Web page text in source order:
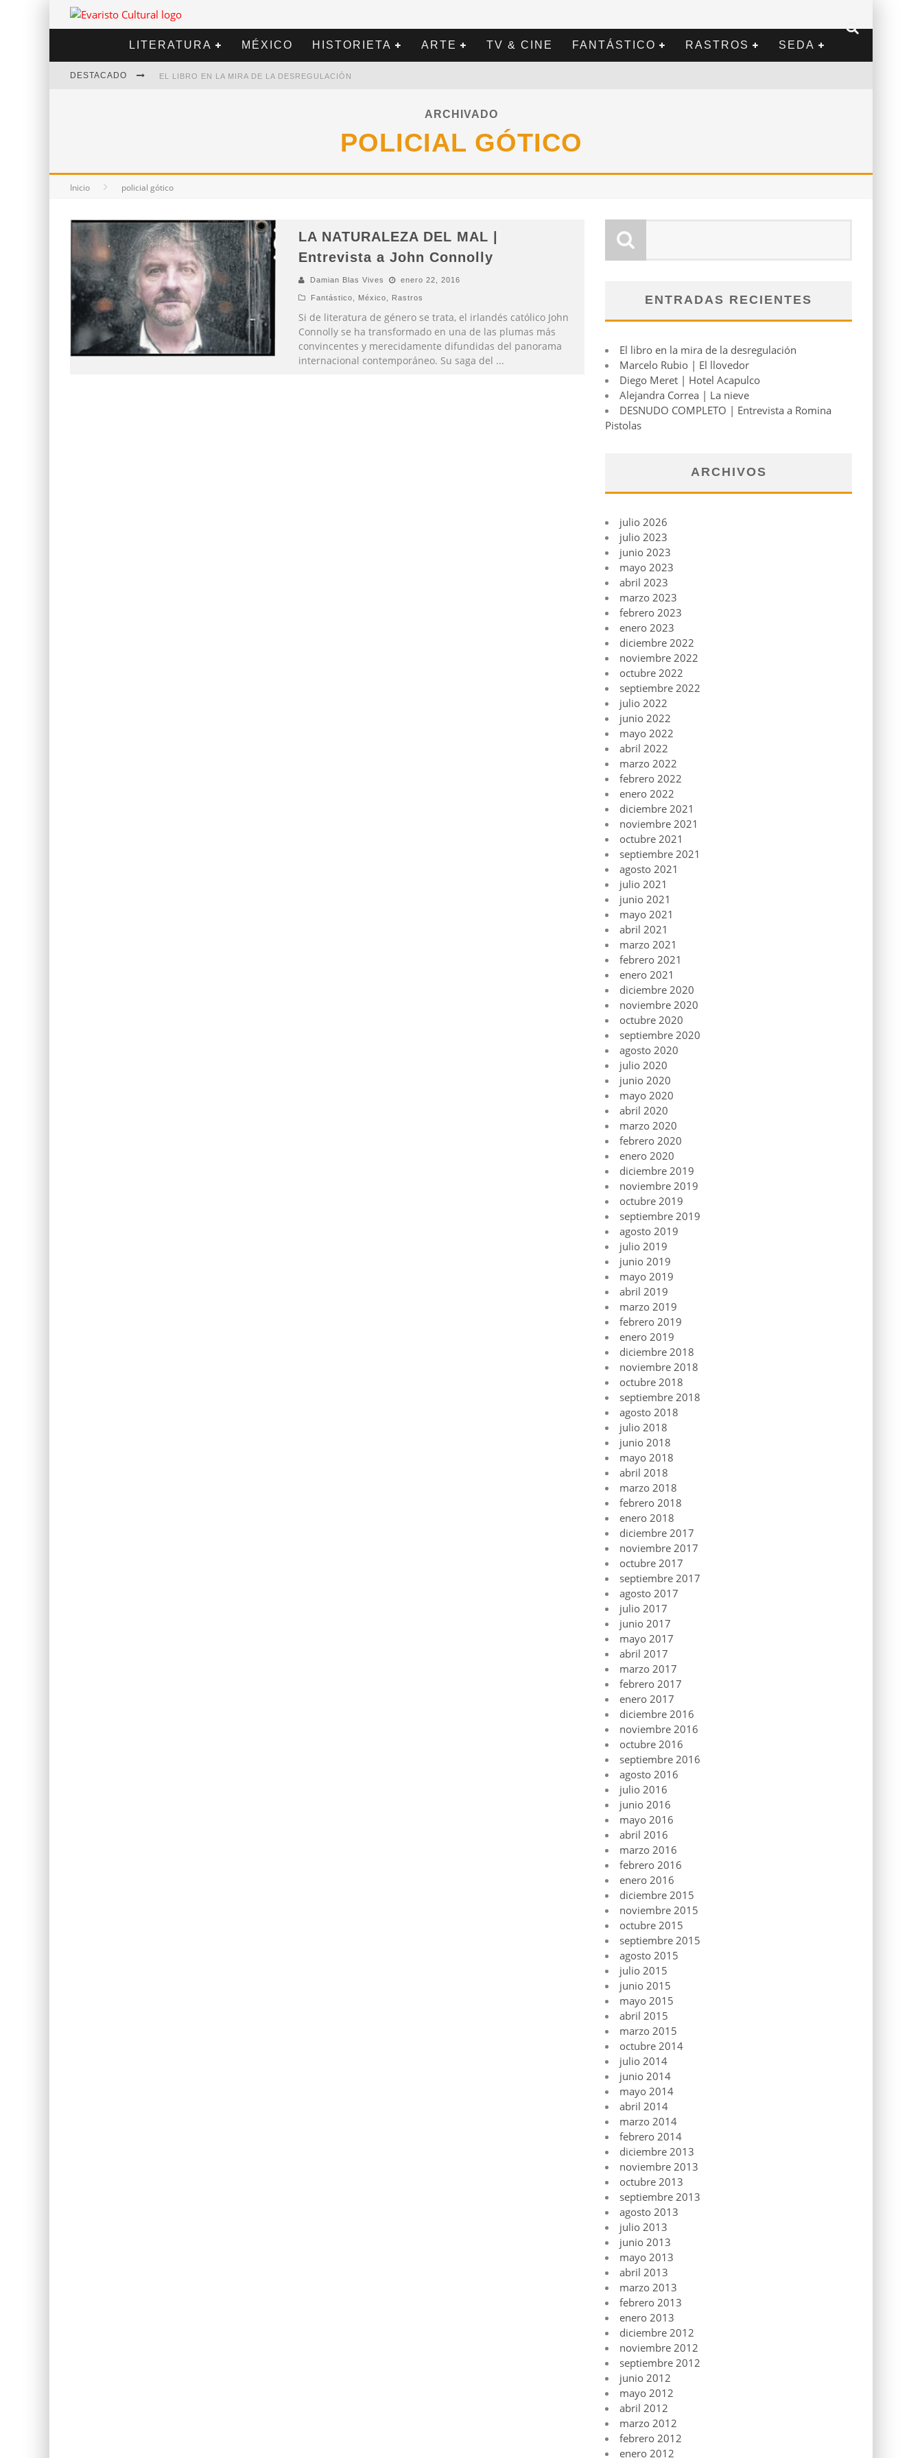
LITERATURA MÉXICO HISTORIETA ARTE TV & CINE FANTÁSTICO RASTROS SEDA
DESTACADO EL LIBRO EN LA MIRA DE LA DESREGULACIÓN
ARCHIVADO
POLICIAL GÓTICO
Inicio policial gótico
LA NATURALEZA DEL MAL |
Entrevista a John Connolly
Damian Blas Vives enero 22, 2016
Fantástico México Rastros
Si de literatura de género se trata, el irlandés católico John
Connolly se ha transformado en una de las plumas más
convincentes y merecidamente difundidas del panorama
internacional contemporáneo. Su saga del ...
ENTRADAS RECIENTES
El libro en la mira de la desregulación
Marcelo Rubio | El llovedor
Diego Meret | Hotel Acapulco
Alejandra Correa | La nieve
DESNUDO COMPLETO | Entrevista a Romina
Pistolas
ARCHIVOS
julio 2026
julio 2023
junio 2023
mayo 2023
abril 2023
marzo 2023
febrero 2023
enero 2023
diciembre 2022
noviembre 2022
octubre 2022
septiembre 2022
julio 2022
junio 2022
mayo 2022
abril 2022
marzo 2022
febrero 2022
enero 2022
diciembre 2021
noviembre 2021
octubre 2021
septiembre 2021
agosto 2021
julio 2021
junio 2021
mayo 2021
abril 2021
marzo 2021
febrero 2021
enero 2021
diciembre 2020
noviembre 2020
octubre 2020
septiembre 2020
agosto 2020
julio 2020
junio 2020
mayo 2020
abril 2020
marzo 2020
febrero 2020
enero 2020
diciembre 2019
noviembre 2019
octubre 2019
septiembre 2019
agosto 2019
julio 2019
junio 2019
mayo 2019
abril 2019
marzo 2019
febrero 2019
enero 2019
diciembre 2018
noviembre 2018
octubre 2018
septiembre 2018
agosto 2018
julio 2018
junio 2018
mayo 2018
abril 2018
marzo 2018
febrero 2018
enero 2018
diciembre 2017
noviembre 2017
octubre 2017
septiembre 2017
agosto 2017
julio 2017
junio 2017
mayo 2017
abril 2017
marzo 2017
febrero 2017
enero 2017
diciembre 2016
noviembre 2016
octubre 2016
septiembre 2016
agosto 2016
julio 2016
junio 2016
mayo 2016
abril 2016
marzo 2016
febrero 2016
enero 2016
diciembre 2015
noviembre 2015
octubre 2015
septiembre 2015
agosto 2015
julio 2015
junio 2015
mayo 2015
abril 2015
marzo 2015
octubre 2014
julio 2014
junio 2014
mayo 2014
abril 2014
marzo 2014
febrero 2014
diciembre 2013
noviembre 2013
octubre 2013
septiembre 2013
agosto 2013
julio 2013
junio 2013
mayo 2013
abril 2013
marzo 2013
febrero 2013
enero 2013
diciembre 2012
noviembre 2012
septiembre 2012
junio 2012
mayo 2012
abril 2012
marzo 2012
febrero 2012
enero 2012